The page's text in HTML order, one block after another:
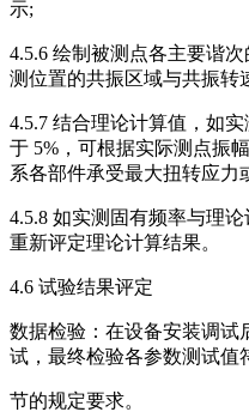
示;
4.5.6 绘制被测点各主要谐
测位置的共振区域与共振转
4.5.7 结合理论计算值，如
于 5%，可根据实际测点振
系各部件承受最大扭转应力
4.5.8 如实测固有频率与理
重新评定理论计算结果。
4.6 试验结果评定
数据检验：在设备安装调试
试，最终检验各参数测试值
节的规定要求。